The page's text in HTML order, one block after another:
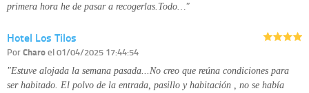
primera hora he de pasar a recogerlas.Todo…"
Hotel Los Tilos
PorCharoel 01/04/2025 17:44:54
"Estuve alojada la semana pasada...No creo que reúna condiciones para
ser habitado. El polvo de la entrada, pasillo y habitación , no se había